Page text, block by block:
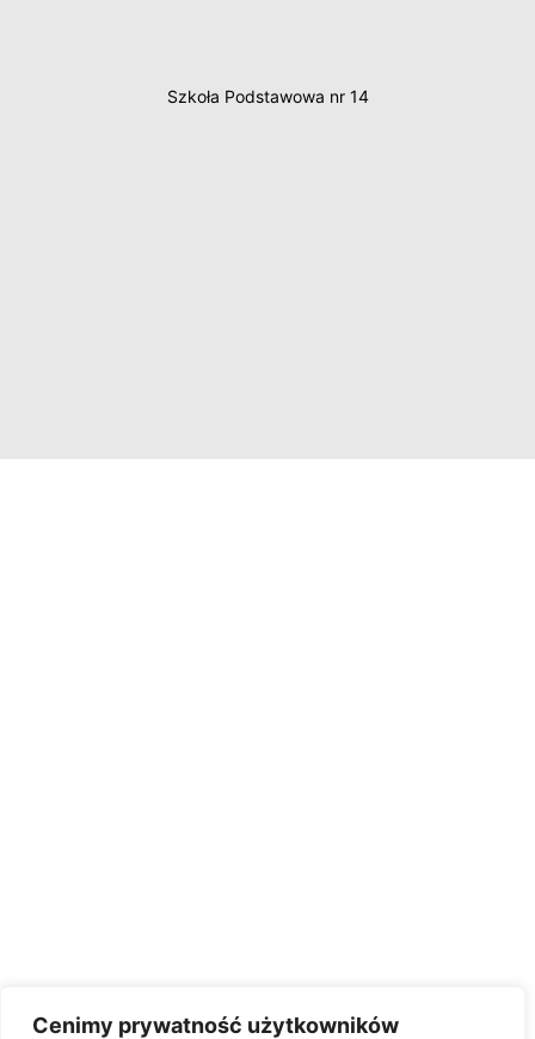
Cenimy prywatność użytkowników
Szkoła Podstawowa nr 14